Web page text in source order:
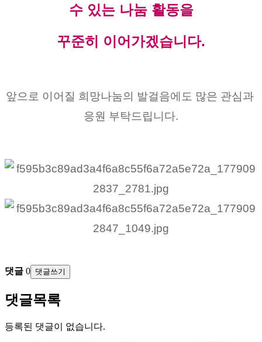
수 있는 나눔 활동을
꾸준히 이어가겠습니다.
앞으로 이어질 희망나눔의 발걸음에도 많은 관심과
응원 부탁드립니다.
댓글 0 댓글쓰기
댓글목록
등록된 댓글이 없습니다.